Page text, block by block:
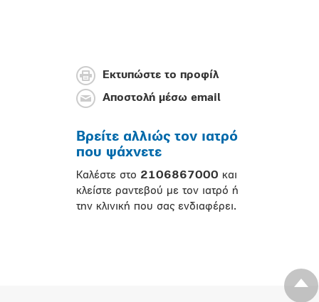
Εκτυπώστε το προφίλ
Αποστολή μέσω email
Βρείτε αλλιώς τον ιατρό
που ψάχνετε
Καλέστε στο 2106867000 και
κλείστε ραντεβού με τον ιατρό ή
την κλινική που σας ενδιαφέρει.